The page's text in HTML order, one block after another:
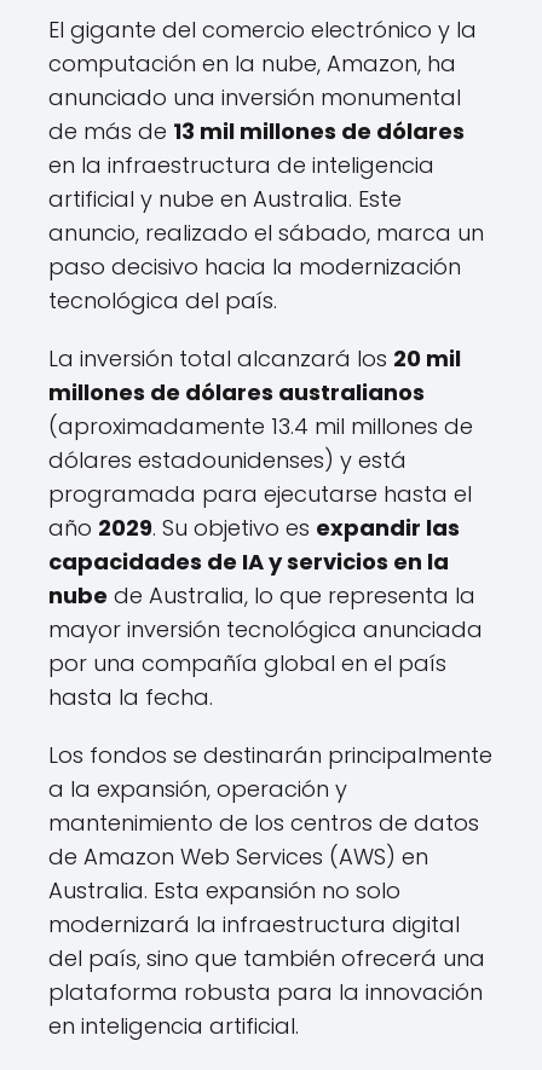
El gigante del comercio electrónico y la
computación en la nube, Amazon, ha
anunciado una inversión monumental
de más de 13 mil millones de dólares
en la infraestructura de inteligencia
artificial y nube en Australia. Este
anuncio, realizado el sábado, marca un
paso decisivo hacia la modernización
tecnológica del país.
La inversión total alcanzará los 20 mil
millones de dólares australianos
(aproximadamente 13.4 mil millones de
dólares estadounidenses) y está
programada para ejecutarse hasta el
año 2029. Su objetivo es expandir las
capacidades de IA y servicios en la
nube de Australia, lo que representa la
mayor inversión tecnológica anunciada
por una compañía global en el país
hasta la fecha.
Los fondos se destinarán principalmente
a la expansión, operación y
mantenimiento de los centros de datos
de Amazon Web Services (AWS) en
Australia. Esta expansión no solo
modernizará la infraestructura digital
del país, sino que también ofrecerá una
plataforma robusta para la innovación
en inteligencia artificial.